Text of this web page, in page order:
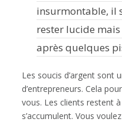
insurmontable, il
rester lucide
après quelques
Les soucis d’argent sont
d’entrepreneurs. Cela
vous. Les clients restent
s’accumulent. Vous